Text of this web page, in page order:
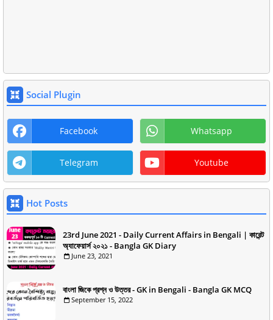
Social Plugin
Facebook Whatsapp
Telegram Youtube
Hot Posts
23rd June 2021 - Daily Current Affairs in Bengali | কারেন্ট
অ্যাফেয়ার্স ২০২১ - Bangla GK Diary
June 23, 2021
বাংলা জিকে প্রশ্ন ও উত্তর - GK in Bengali - Bangla GK MCQ
September 15, 2022